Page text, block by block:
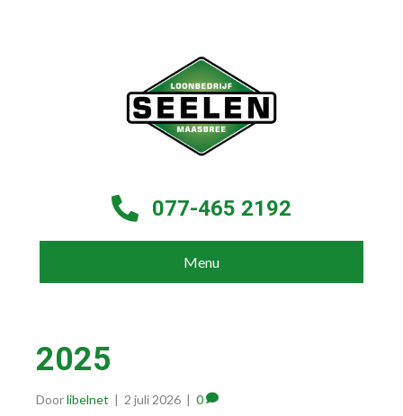
077-465 2192
Menu
2025
Doorlibelnet | 2 juli 2026 | 0